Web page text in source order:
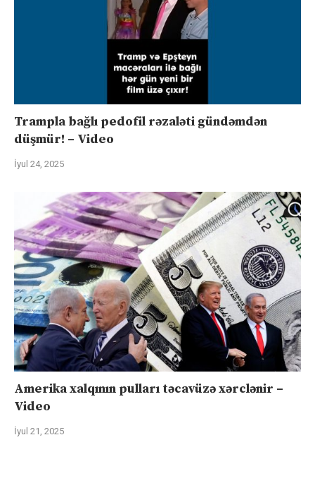
Trampla bağlı pedofil rəzaləti gündəmdən
düşmür! – Video
İyul 24, 2025
Amerika xalqının pulları təcavüzə xərclənir –
Video
İyul 21, 2025